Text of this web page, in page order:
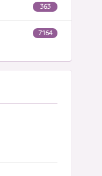
363
7164